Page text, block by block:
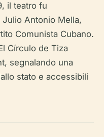
il teatro fu
Antonio Mella,
Comunista Cubano.
Círculo de Tiza
segnalando una
stato e accessibili